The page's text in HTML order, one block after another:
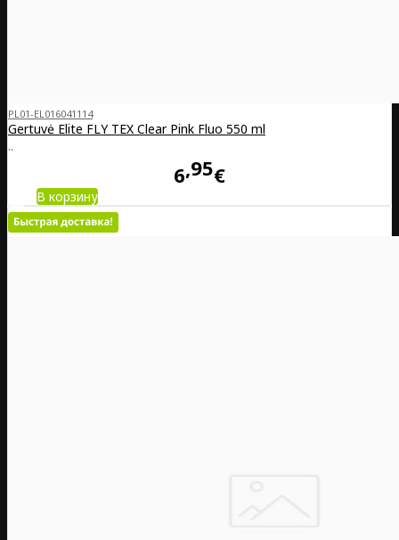
PL01-EL016041114
Gertuvė Elite FLY TEX Clear Pink Fluo 550 ml
..
6 95€
В корзину